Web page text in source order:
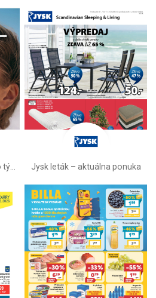
dm drogerie leták na tento týždeň Jysk leták – aktuálna ponuka